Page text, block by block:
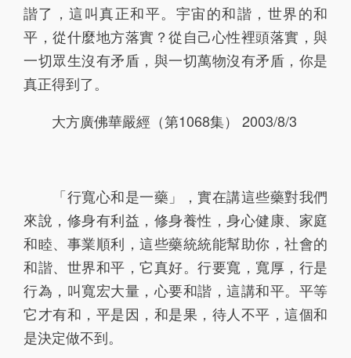
諧了，這叫真正和平。宇宙的和諧，世界的和
平，從什麼地方落實？從自己心性裡頭落實，與
一切眾生沒有矛盾，與一切萬物沒有矛盾，你是
真正得到了。
大方廣佛華嚴經（第1068集） 2003/8/3
「行寬心和是一藥」，實在講這些藥對我們
來說，修身有利益，修身養性，身心健康、家庭
和睦、事業順利，這些藥統統能幫助你，社會的
和諧、世界和平，它真好。行要寬，寬厚，行是
行為，叫寬宏大量，心要和諧，這講和平。平等
它才有和，平是因，和是果，待人不平，這個和
是決定做不到。